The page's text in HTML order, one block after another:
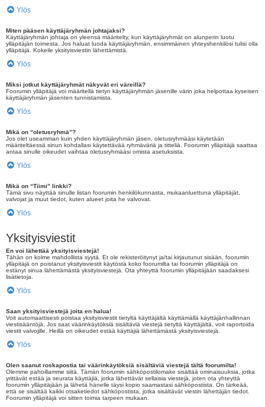
Ylös
Miten pääsen käyttäjäryhmän johtajaksi?
Käyttäjäryhmän johtaja on yleensä määritelty, kun käyttäjäryhmät on alunperin luotu
ylläpitäjän toimesta. Jos haluat luoda käyttäjäryhmän, ensimmäinen yhteyshenkilösi tulisi olla
ylläpitäjä. Kokeile yksityisviestin lähettämistä.
Ylös
Miksi jotkut käyttäjäryhmät näkyvät eri väreillä?
Foorumin ylläpitäjä voi määritellä tietyn käyttäjäryhmän jäsenille värin joka helpottaa kyseisen
käyttäjäryhmän jäsenten tunnistamista.
Ylös
Mikä on “oletusryhmä”?
Jos olet useamman kuin yhden käyttäjäryhmän jäsen, oletusryhmääsi käytetään
määriteltäessä sinun kohdallasi käytettävää ryhmäväriä ja titteliä. Foorumin ylläpitäjä saattaa
antaa sinulle oikeudet vaihtaa oletusryhmääsi omista asetuksista.
Ylös
Mikä on “Tiimi” linkki?
Tämä sivu näyttää sinulle listan foorumin henkilökunnasta, mukaanluettuna ylläpitäjät,
valvojat ja muut tiedot, kuten alueet joita he valvovat.
Ylös
Yksityisviestit
En voi lähettää yksityisviestejä!
Tähän on kolme mahdollista syytä. Et ole rekisteröitynyt ja/tai kirjautunut sisään, foorumin
ylläpitäjä on poistanut yksityisviestit käytöstä koko foorumilta tai foorumin ylläpitäjä on
estänyt sinua lähettämästä yksityisviestejä. Ota yhteyttä foorumin ylläpitäjään saadaksesi
lisätietoja.
Ylös
Saan yksityisviestejä joita en halua!
Voit automaattisesti poistaa yksityisviestit tietyltä käyttäjältä käyttämällä käyttäjänhallinnan
viestisääntöjä. Jos saat väärinkäytöksiä sisältäviä viestejä tietyltä käyttäjältä, voit raportoida
viestit valvojille. Heillä on oikeudet estää käyttäjiä lähettämästä yksityisviestejä.
Ylös
Olen saanut roskapostia tai väärinkäytöksiä sisältäviä viestejä tältä foorumilta!
Olemme pahoillamme siitä. Tämän foorumin sähköpostilomake sisältää ominaisuuksia, jotka
yrittävät estää ja seurata käyttäjiä, jotka lähettävät sellaisia viestejä, joten ota yhteyttä
foorumin ylläpitäjään ja lähetä hänelle täysi kopio saamastasi sähköpostista. On tärkeää,
että se sisältää kaikki otsaketiedot sähköpostista, jotka sisältävät viestin lähettäjän tiedot.
Foorumin ylläpitäjä voi sitten toimia tarpeen mukaan.